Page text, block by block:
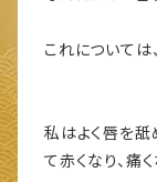
これについては
私はよく唇を舐
て赤くなり、痛